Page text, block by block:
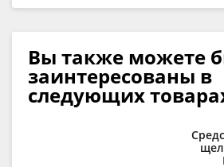
Вы также можете
заинтересованы в
следующих